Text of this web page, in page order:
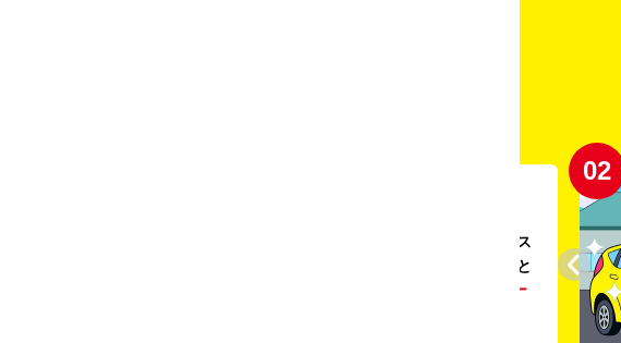
。ガソリンス
タンドや整備工場の既存インフラを活用すること
リー
02